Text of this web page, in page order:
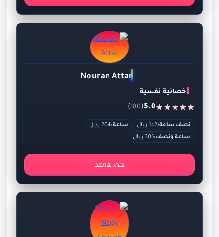
Nouran Attar
اخصائية نفسية
5.0
(
180
)
نصف ساعة:142 ريال ساعة:204 ريال
ساعة ونصف:305 ريال
حجز موعد